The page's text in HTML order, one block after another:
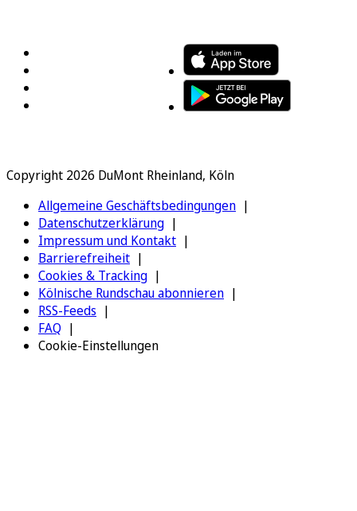
Copyright 2026 DuMont Rheinland, Köln
Allgemeine Geschäftsbedingungen
Datenschutzerklärung
Impressum und Kontakt
Barrierefreiheit
Cookies & Tracking
Kölnische Rundschau abonnieren
RSS-Feeds
FAQ
Cookie-Einstellungen